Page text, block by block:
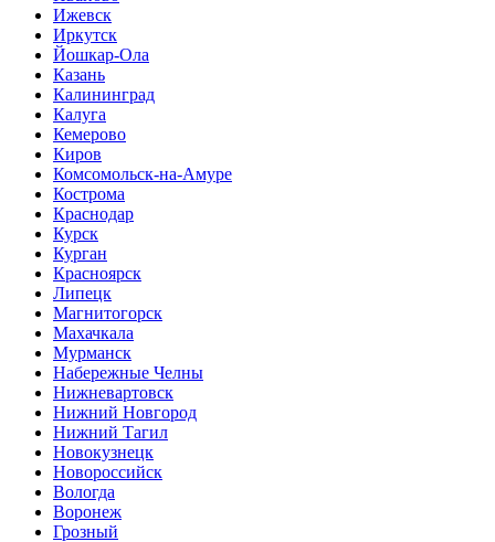
Ижевск
Иркутск
Йошкар-Ола
Казань
Калининград
Калуга
Кемерово
Киров
Комсомольск-на-Амуре
Кострома
Краснодар
Курск
Курган
Красноярск
Липецк
Магнитогорск
Махачкала
Мурманск
Набережные Челны
Нижневартовск
Нижний Новгород
Нижний Тагил
Новокузнецк
Новороссийск
Вологда
Воронеж
Грозный